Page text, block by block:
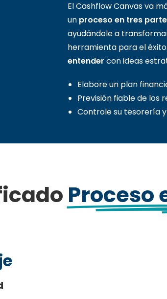
El Cashflow Canvas va
un proceso en tres
ayudándole a
herramienta para el
entender con ideas
Elabore un plan
Previsión fiable de los
Controle su tesorería
Proceso